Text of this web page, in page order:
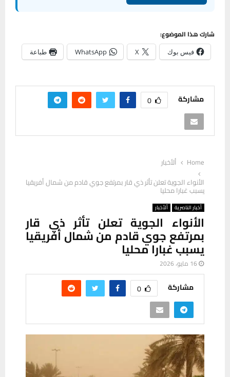
شارك هذا الموضوع:
فيس بوك X
WhatsApp طباعة
مشاركة 0
Home
ألأخبار
الأنواء الجوية تعلن تأثر ذي قار بمرتفع جوي قادم من شمال أفريقيا
يسبب غبارا محليا
أخبار الناصرية ألأخبار
الأنواء الجوية تعلن تأثر ذي قار
بمرتفع جوي قادم من شمال أفريقيا
يسبب غبارا محليا
16 مايو، 2026
مشاركة 0